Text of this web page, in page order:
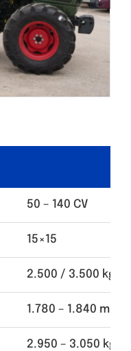
50 – 140 CV
15×15
2.500 / 3.500 kg
1.780 – 1.840 mm
2.950 – 3.050 kg